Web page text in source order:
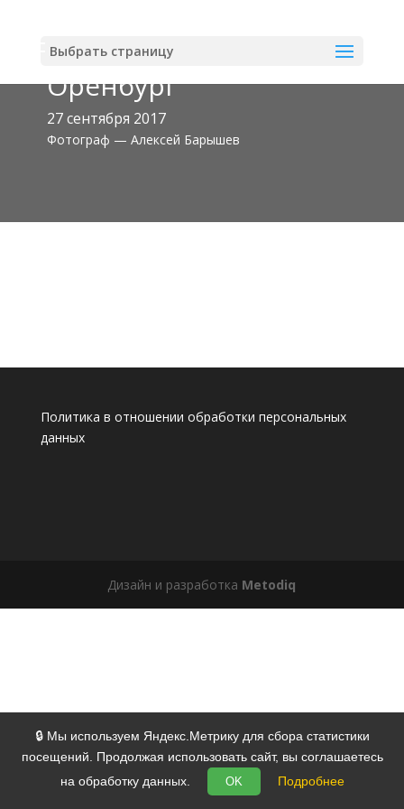
Выбрать страницу
Оренбург
27 сентября 2017
Фотограф — Алексей Барышев
Политика в отношении обработки персональных
данных
🔒 Мы используем Яндекс.Метрику для сбора статистики
посещений. Продолжая использовать сайт, вы соглашаетесь
на обработку данных.
OK Подробнее
Дизайн и разработка Metodiq